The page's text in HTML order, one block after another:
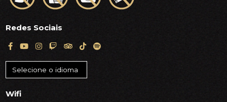
Redes Sociais
Wifi